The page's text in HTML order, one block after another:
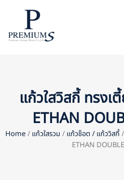
แก้วใสวิสกี้ ทรงเ
ETHAN
Home/ แก้วใสรวม / แก้วช็อต / แก้ววิสกี้
ETHAN